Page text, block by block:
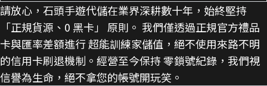
請放心，石頭手遊代儲在業界深耕數十年，始終堅持
「正規貨源、0 黑卡」 原則。 我們僅透過正規官方禮品
卡與匯率差額進行 超能訓練家儲值，絕不使用來路不明
的信用卡刷退機制。經營至今保持 零鎖號紀錄，我們視
信譽為生命，絕不拿您的帳號開玩笑。